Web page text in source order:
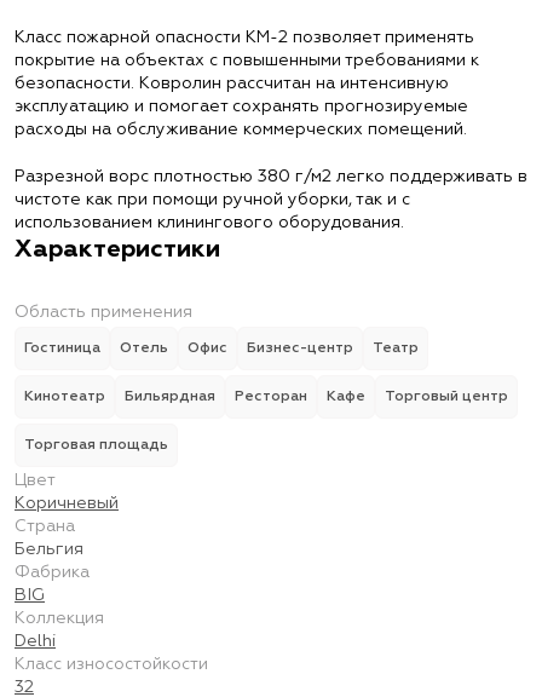
Класс пожарной опасности КМ-2 позволяет применять
покрытие на объектах с повышенными требованиями к
безопасности. Ковролин рассчитан на интенсивную
эксплуатацию и помогает сохранять прогнозируемые
расходы на обслуживание коммерческих помещений.
Разрезной ворс плотностью 380 г/м2 легко поддерживать в
чистоте как при помощи ручной уборки, так и с
использованием клинингового оборудования.
Характеристики
Область применения
Гостиница Отель Офис Бизнес-центр Театр
Кинотеатр Бильярдная Ресторан Кафе Торговый центр
Торговая площадь
Цвет
Коричневый
Страна
Бельгия
Фабрика
BIG
Коллекция
Delhi
Класс износостойкости
32